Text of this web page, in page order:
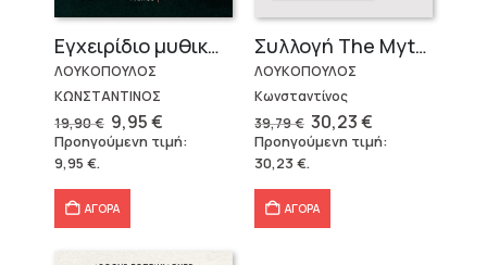
Εγχειρίδιο μυθικών πλασμάτων
ΛΟΥΚΟΠΟΥΛΟΣ
ΚΩΝΣΤΑΝΤΙΝΟΣ
19,90€ Original
price
was:
9,95€Η
τρέχουσα
τιμή
Προηγούμενη τιμή:
9,95 €.
ΑΓΟΡΑ
Συλλογή The Mythologist (2 βιβλία)
ΛΟΥΚΟΠΟΥΛΟΣ
Κωνσταντίνος
39,79€ Original
price
was:
39,79 €.
30,23€Η
τρέχουσα
τιμή
Προηγούμενη τιμή:
30,23€.
ΑΓΟΡΑ